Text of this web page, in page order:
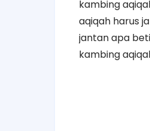
kambing
aqiqah harus
jantan apa
kambing